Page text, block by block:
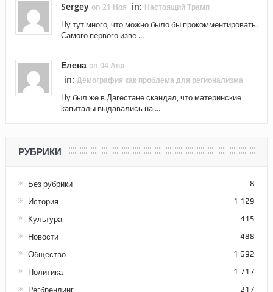
Sergey on 21 Ноя in: Настоящий Трамп
Ну тут много, что можно было бы прокомментировать.
Самого первого изве ...
Елена on 04 Апр
in: Демография как проблема для регионализма
Ну был же в Дагестане скандал, что материнские
капиталы выдавались на ...
РУБРИКИ
Без рубрики 8
История 1 129
Культура 415
Новости 488
Общество 1 692
Политика 1 717
Регбрендинг 217